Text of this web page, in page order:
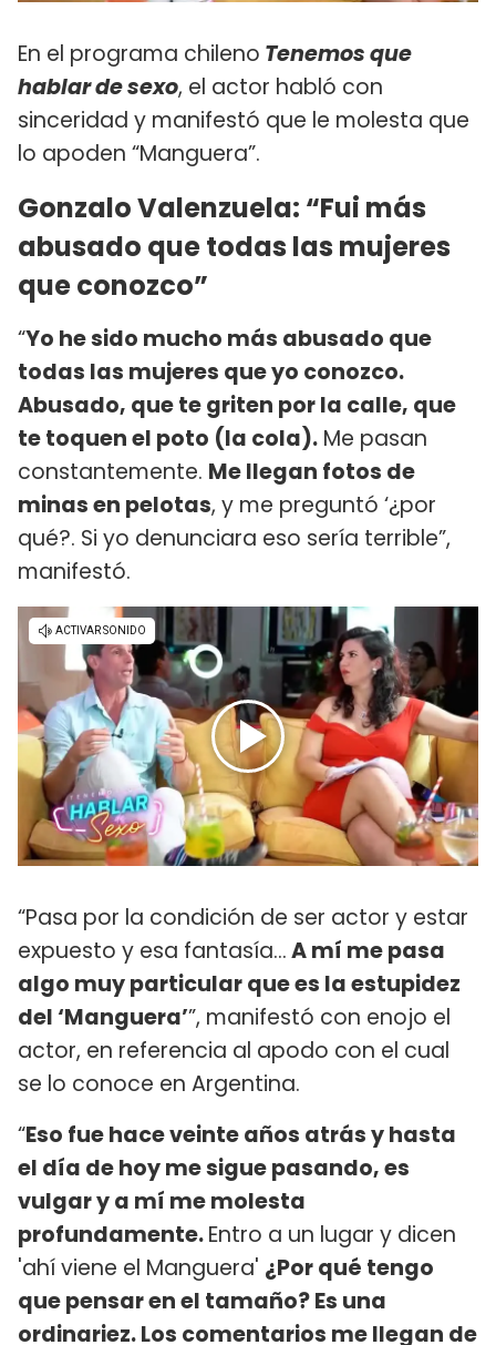
En el programa chileno Tenemos que
hablar de sexo, el actor habló con
sinceridad y manifestó que le molesta que
lo apoden “Manguera”.
Gonzalo Valenzuela: “Fui más
abusado que todas las mujeres
que conozco”
“Yo he sido mucho más abusado que
todas las mujeres que yo conozco.
Abusado, que te griten por la calle, que
te toquen el poto (la cola). Me pasan
constantemente. Me llegan fotos de
minas en pelotas, y me preguntó ‘¿por
qué?. Si yo denunciara eso sería terrible”,
manifestó.
“Pasa por la condición de ser actor y estar
expuesto y esa fantasía…A mí me pasa
algo muy particular que es la estupidez
del ‘Manguera’”, manifestó con enojo el
actor, en referencia al apodo con el cual
se lo conoce en Argentina.
“Eso fue hace veinte años atrás y hasta
el día de hoy me sigue pasando, es
vulgar y a mí me molesta
profundamente.Entro a un lugar y dicen
'ahí viene el Manguera' ¿Por qué tengo
que pensar en el tamaño? Es una
ordinariez. Los comentarios me llegan de